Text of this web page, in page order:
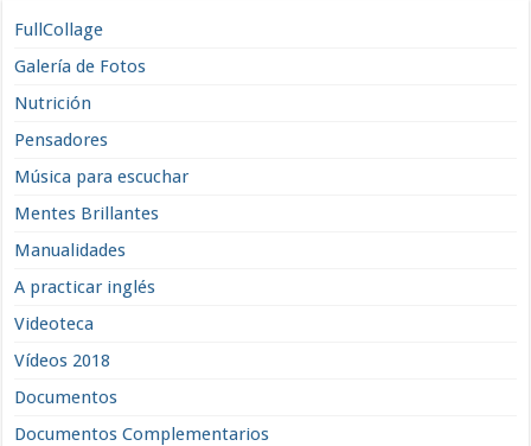
FullCollage
Galería de Fotos
Nutrición
Pensadores
Música para escuchar
Mentes Brillantes
Manualidades
A practicar inglés
Videoteca
Vídeos 2018
Documentos
Documentos Complementarios